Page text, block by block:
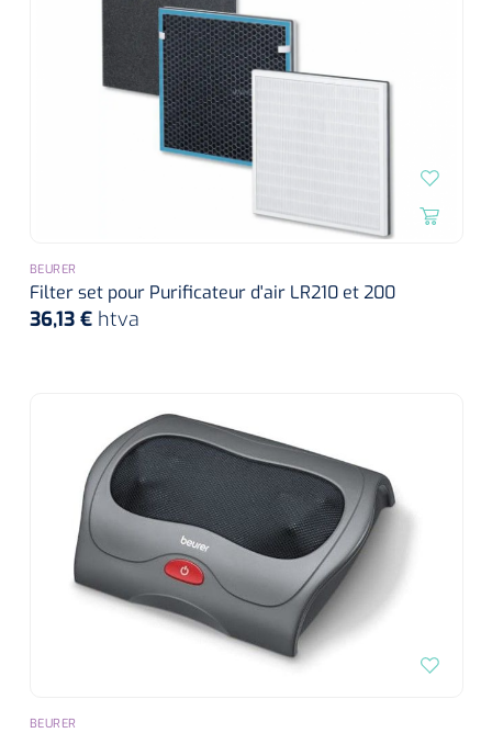
BEURER
Filter set pour Purificateur d'air LR210 et 200
36,13 € htva
BEURER